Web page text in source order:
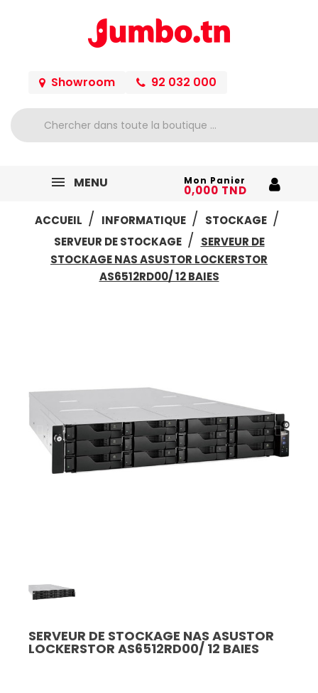
Showroom 92 032 000
MENU Mon Panier
0,000 TND
ACCUEIL
INFORMATIQUE
STOCKAGE
SERVEUR DE STOCKAGE
SERVEUR DE
STOCKAGE NAS ASUSTOR LOCKERSTOR
AS6512RD00/ 12 BAIES
SERVEUR DE STOCKAGE NAS ASUSTOR
LOCKERSTOR AS6512RD00/ 12 BAIES